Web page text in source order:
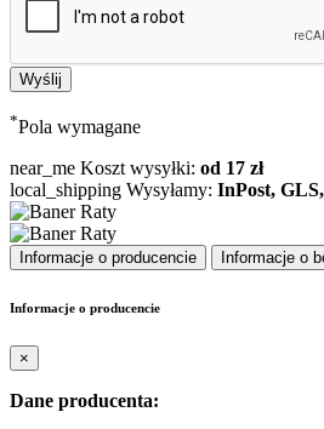
*Pola wymagane
near_me Koszt wysyłki: od 17 zł
local_shipping Wysyłamy: InPost,
Informacje o producencie Informacje o
Informacje o producencie
×
Dane producenta: